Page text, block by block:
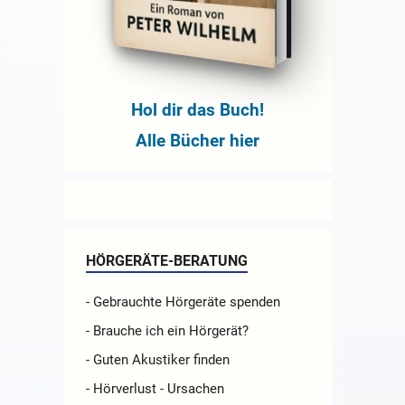
Hol dir das Buch!
Alle Bücher hier
HÖRGERÄTE-BERATUNG
- Gebrauchte Hörgeräte spenden
- Brauche ich ein Hörgerät?
- Guten Akustiker finden
- Hörverlust - Ursachen